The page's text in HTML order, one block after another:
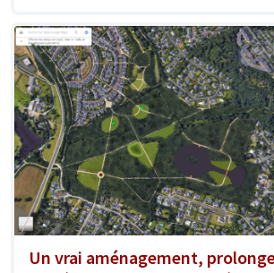
Un vrai aménagement,